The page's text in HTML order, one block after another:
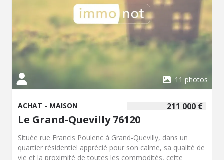
11 photos
211 000 €
ACHAT - MAISON
Le Grand-Quevilly 76120
Située rue Francis Poulenc à Grand-Quevilly, dans un
quartier résidentiel apprécié pour son calme, sa qualité de
vie et la proximité de toutes les commodités, cette